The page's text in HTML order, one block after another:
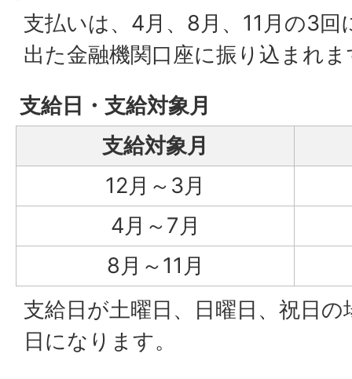
支払いは、4月、8月、11月の3
出た金融機関口座に振り込まれ
支給日・支給対象月
支給対象月
12月～3月
4月～7月
8月～11月
支給日が土曜日、日曜日、祝日
日になります。